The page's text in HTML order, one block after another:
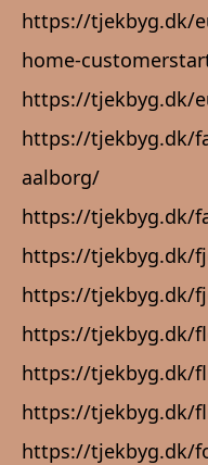
https://tjekbyg.dk/
home-
https://tjekbyg.dk/
https://tjekbyg.dk/
aalborg/
https://tjekbyg.dk/
https://tjekbyg.dk/
https://tjekbyg.dk/
https://tjekbyg.dk/
https://tjekbyg.dk/
https://tjekbyg.dk/
https://tjekbyg.dk/